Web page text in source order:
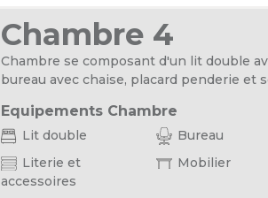
Chambre 4
Chambre se composant d'un lit double
bureau avec chaise, placard penderie et
Equipements Chambre
Lit double Bureau
Literie et
accessoires
Mobilier